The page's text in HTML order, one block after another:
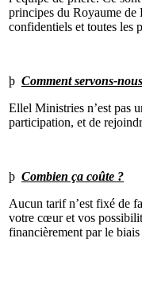
principes du Royaume de
confidentiels et toutes les
þ Comment servons-
Ellel Ministries n’est pas
participation, et de
þ Combien ça coûte ?
Aucun tarif n’est fixé de
votre cœur et vos
financièrement par le